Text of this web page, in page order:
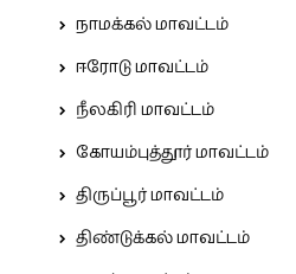
நாமக்கல் மாவட்டம்
ஈரோடு மாவட்டம்
நீலகிரி மாவட்டம்
கோயம்புத்தூர் மாவட்டம்
திருப்பூர் மாவட்டம்
திண்டுக்கல் மாவட்டம்